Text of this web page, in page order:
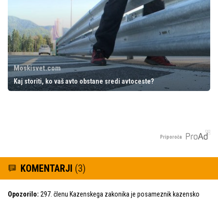
Moskisvet.com
Kaj storiti, ko vaš avto obstane sredi avtoceste?
Priporoča
KOMENTARJI (3)
Opozorilo: 297. členu Kazenskega zakonika je posameznik kazensko